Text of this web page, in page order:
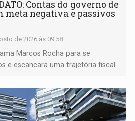
Contas do governo de
meta negativa e passivos
de 2026 às 09:58
Marcos Rocha para se
e escancara uma trajetória fiscal